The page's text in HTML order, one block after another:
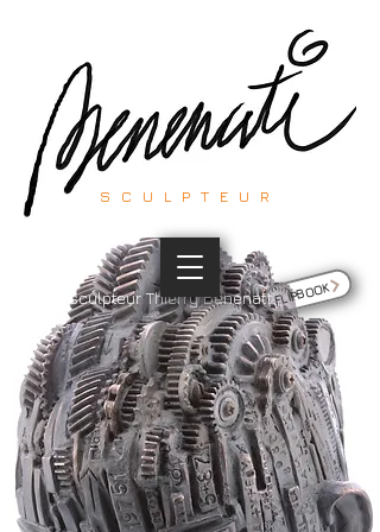
FLIPBOOK
Site du sculpteur Thierry Benenati
SCULPTEUR